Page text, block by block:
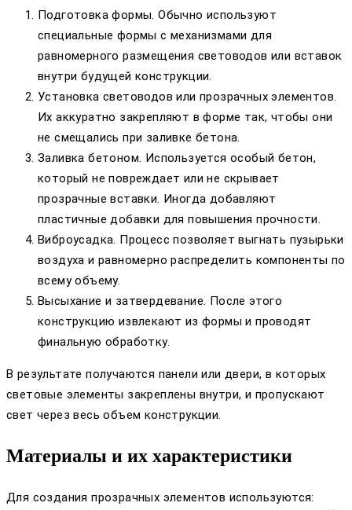
Подготовка формы. Обычно используют
специальные формы с механизмами для
равномерного размещения световодов или вставок
внутри будущей конструкции.
Установка световодов или прозрачных элементов.
Их аккуратно закрепляют в форме так, чтобы они
не смещались при заливке бетона.
Заливка бетоном. Используется особый бетон,
который не повреждает или не скрывает
прозрачные вставки. Иногда добавляют
пластичные добавки для повышения прочности.
Виброусадка. Процесс позволяет выгнать пузырьки
воздуха и равномерно распределить компоненты по
всему объему.
Высыхание и затвердевание. После этого
конструкцию извлекают из формы и проводят
финальную обработку.
В результате получаются панели или двери, в которых
световые элементы закреплены внутри, и пропускают
свет через весь объем конструкции.
Материалы и их характеристики
Для создания прозрачных элементов используются: